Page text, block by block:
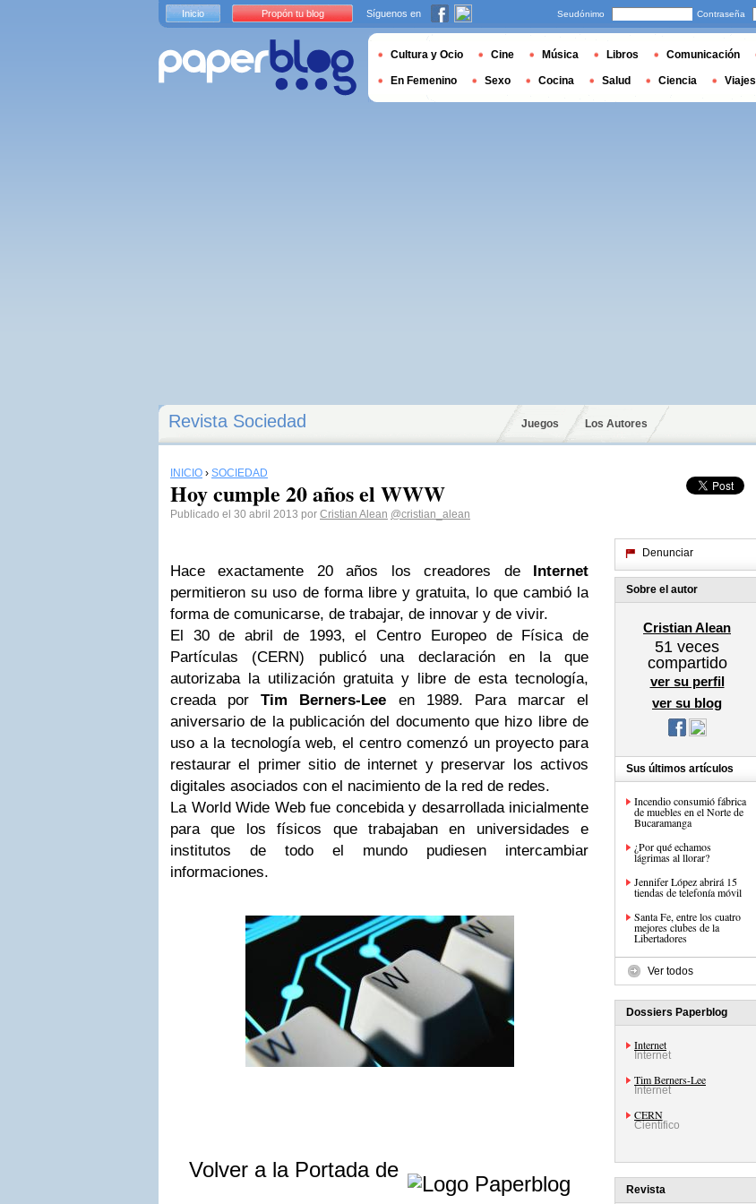
Revista Sociedad Juegos Los Autores
INICIO › SOCIEDAD
Hoy cumple 20 años el WWW
Publicado el 30 abril 2013 por Cristian Alean @cristian_alean
Hace exactamente 20 años los creadores de Internet
permitieron su uso de forma libre y gratuita, lo que cambió la
forma de comunicarse, de trabajar, de innovar y de vivir.
El 30 de abril de 1993, el Centro Europeo de Física de
Partículas (CERN) publicó una declaración en la que
autorizaba la utilización gratuita y libre de esta tecnología,
creada porTim Berners-Lee en 1989. Para marcar el
aniversario de la publicación del documento que hizo libre de
uso a la tecnología web, el centro comenzó un proyecto para
restaurar el primer sitio de internet y preservar los activos
digitales asociados con el nacimiento de la red de redes.
La World Wide Web fue concebida y desarrollada inicialmente
para que los físicos que trabajaban en universidades e
institutos de todo el mundo pudiesen intercambiar
informaciones.
Volver a la Portada de
Denunciar
Sobre el autor
Cristian Alean
51 veces
compartido
ver su perfil
ver su blog
Sus últimos artículos
Incendio consumió fábrica
de muebles en el Norte de
Bucaramanga
¿Por qué echamos
lágrimas al llorar?
Jennifer López abrirá 15
tiendas de telefonía móvil
Santa Fe, entre los cuatro
mejores clubes de la
Libertadores
Ver todos
Dossiers Paperblog
Internet
Internet
Tim Berners-Lee
Internet
CERN
Científico
Revista
Inicio Propón tu blog Síguenos en Seudónimo Contraseña
Cultura y Ocio Cine Música Libros Comunicación
En Femenino Sexo Cocina Salud Ciencia Viajes